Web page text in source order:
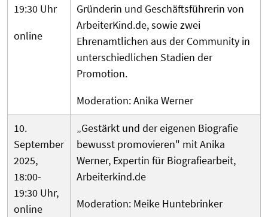
19:30 Uhr
online
Gründerin und Geschäftsführerin von
ArbeiterKind.de, sowie zwei
Ehrenamtlichen aus der Community in
unterschiedlichen Stadien der
Promotion.
Moderation: Anika Werner
10.
September
2025,
18:00-
19:30 Uhr,
online
„Gestärkt und der eigenen Biografie
bewusst promovieren" mit Anika
Werner, Expertin für Biografiearbeit,
Arbeiterkind.de
Moderation: Meike Huntebrinker